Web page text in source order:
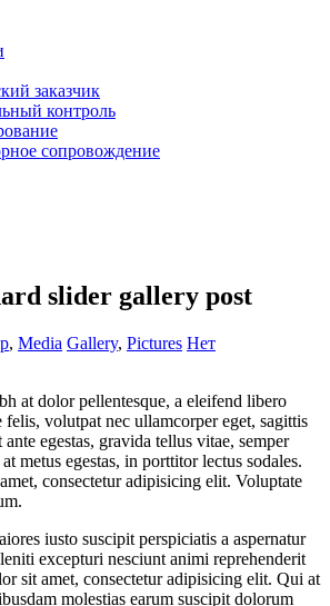
заказчик
контроль
сопровождение
slider gallery post
, Media Gallery, Pictures Нет
at dolor pellentesque, a eleifend libero
felis, volutpat nec ullamcorper eget, sagittis
egestas, gravida tellus vitae, semper
metus egestas, in porttitor lectus sodales.
consectetur adipisicing elit. Voluptate
iusto suscipit perspiciatis a aspernatur
excepturi nesciunt animi reprehenderit
sit amet, consectetur adipisicing elit. Qui at
molestias earum suscipit dolorum